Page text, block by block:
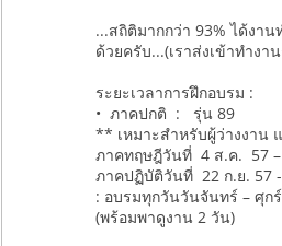
...สถิติมากกว่า 93% ได้งา
ด้วยครับ...(เราส่งเข้าทำง
ระยะเวลาการฝึกอบรม :
• ภาคปกติ : รุ่น 89
** เหมาะสำหรับผู้ว่างงาน
ภาคทฤษฎีวันที่ 4 ส.ค. 57
ภาคปฏิบัติวันที่ 22 ก.ย. 57
: อบรมทุกวันวันจันทร์ – ศุก
(พร้อมพาดูงาน 2 วัน)